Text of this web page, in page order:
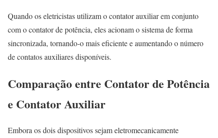
Quando os eletricistas utilizam o contator auxiliar em conjunto
com o contator de potência, eles acionam o sistema de forma
sincronizada, tornando-o mais eficiente e aumentando o número
de contatos auxiliares disponíveis.
Comparação entre Contator de Potência
e Contator Auxiliar
Embora os dois dispositivos sejam eletromecanicamente